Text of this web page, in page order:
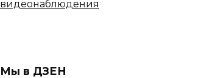
видеонаблюдения
Мы в ДЗЕН